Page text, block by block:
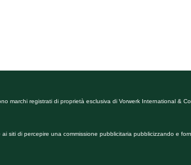
registrati di proprietà esclusiva di Vorwerk International &
siti di percepire una commissione pubblicitaria pubblicizzando e